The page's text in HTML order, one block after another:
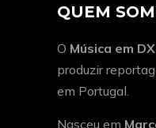
QUEM
O Música em DX
produzir
em Portugal.
Nasceu em